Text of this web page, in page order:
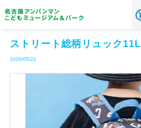
ストリート総柄リュック11L
2026/05/22